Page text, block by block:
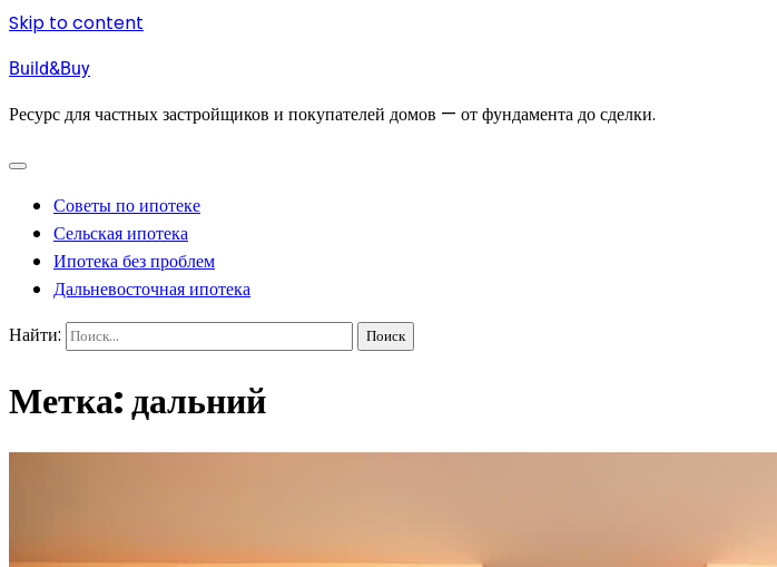
Skip to content
Build&Buy
Ресурс для частных застройщиков и покупателей домов — от фундамента до сделки.
Советы по ипотеке
Сельская ипотека
Ипотека без проблем
Дальневосточная ипотека
Найти:
Метка:дальний